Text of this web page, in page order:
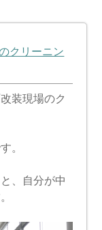
クリーニン
装現場のク
。
、自分が中